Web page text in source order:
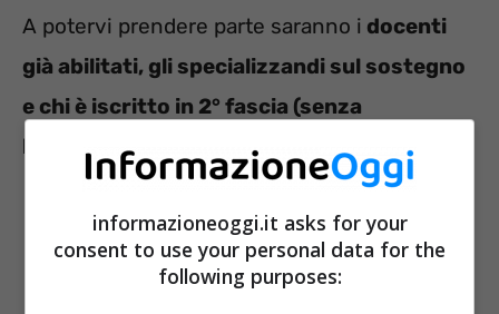
A potervi prendere parte saranno i docenti
già abilitati, gli specializzandi sul sostegno
e chi è iscritto in 2° fascia (senza
l’abitazione) all’interno delle GPS.
informazioneoggi.it asks for your
consent to use your personal data for the
following purposes: